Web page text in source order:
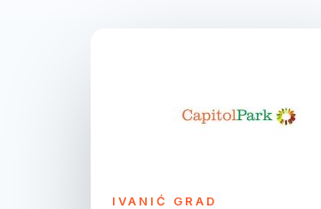
IVANIĆ GRAD